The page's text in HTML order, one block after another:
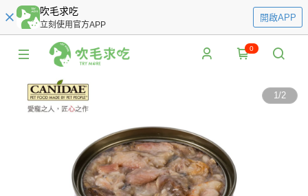
吹毛求吃
立刻使用官方APP
開啟APP
0
1/2